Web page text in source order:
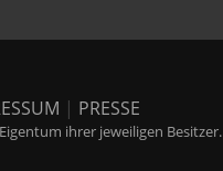
| PRESSE
ihrer jeweiligen Besitzer.